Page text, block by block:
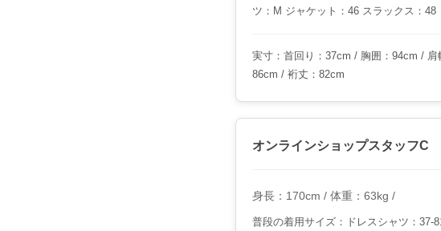
ツ：M ジャケット：46 スラックス：48
実寸：首回り：37cm / 胸囲：94cm / 肩
86cm / 裄丈：82cm
オンラインショップスタッフC
身長：170cm / 体重：63kg /
普段の着用サイズ：ドレスシャツ：37-